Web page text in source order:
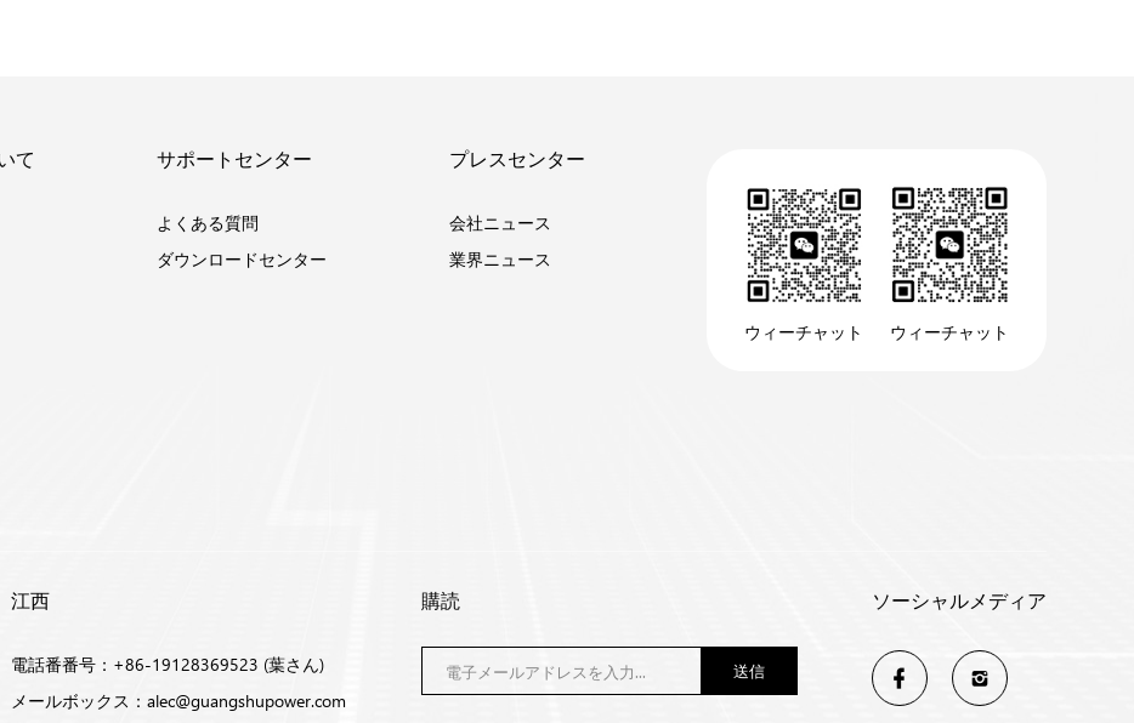
て サポートセンター
よくある質問
ダウンロードセンター
プレスセンター
会社ニュース
業界ニュース
ウィーチャット ウィーチャット
江西
電話番番号：+86-19128369523 (葉さん)
メールボックス：alec@guangshupower.com
購読
送信
ソーシャルメディア